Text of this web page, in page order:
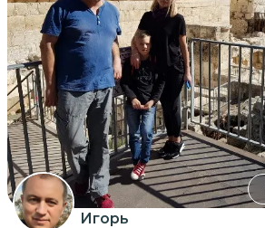
Игорь